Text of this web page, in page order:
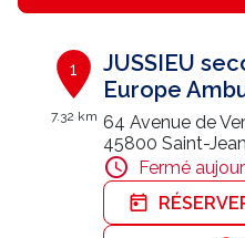
E-paiement
Une question ?
Nous contacter
Trouver un centre JUSSIEU
1
7.32 km
JUSSIEU
Europe
64 Avenue de
45800 Saint-
Fermé